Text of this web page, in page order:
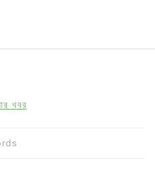
খবর